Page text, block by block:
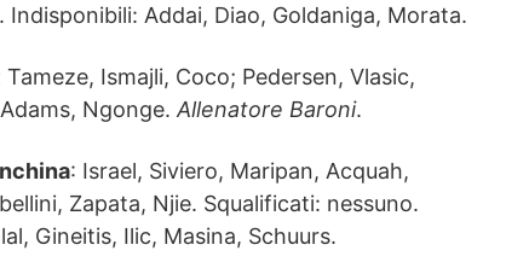
Indisponibili: Addai, Diao, Goldaniga, Morata.
Ismajli, Coco; Pedersen, Vlasic,
Ngonge. Allenatore Baroni.
: Israel, Siviero, Maripan, Acquah,
Zapata, Njie. Squalificati: nessuno.
Gineitis, Ilic, Masina, Schuurs.